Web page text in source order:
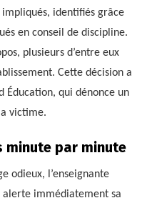
impliqués, identifiés grâce
en conseil de discipline.
plusieurs d’entre eux
Cette décision a
Éducation, qui dénonce un
victime.
minute par minute
odieux, l’enseignante
alerte immédiatement sa